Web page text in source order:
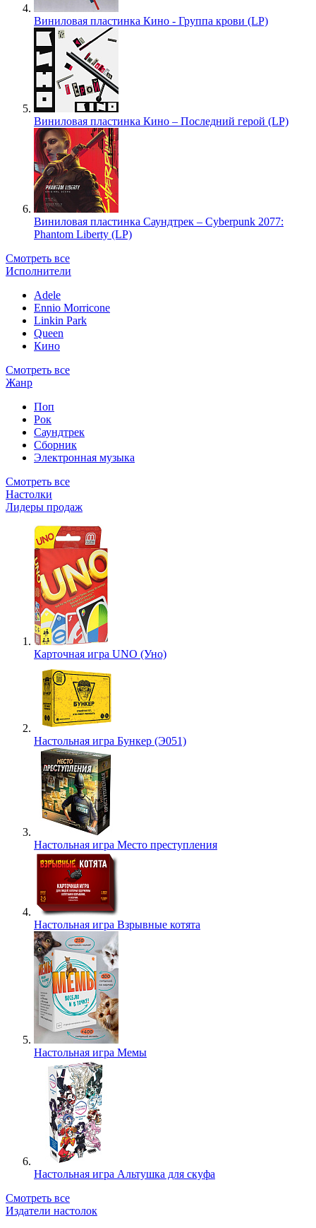
Виниловая пластинка Кино - Группа крови (LP)
Виниловая пластинка Кино – Последний герой (LP)
Виниловая пластинка Саундтрек – Cyberpunk 2077:
Phantom Liberty (LP)
Смотреть все
Исполнители
Adele
Ennio Morricone
Linkin Park
Queen
Кино
Смотреть все
Жанр
Поп
Рок
Саундтрек
Сборник
Электронная музыка
Смотреть все
Настолки
Лидеры продаж
Карточная игра UNO (Уно)
Настольная игра Бункер (Э051)
Настольная игра Место преступления
Настольная игра Взрывные котята
Настольная игра Мемы
Настольная игра Альтушка для скуфа
Смотреть все
Издатели настолок